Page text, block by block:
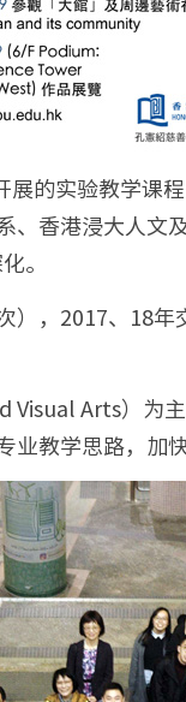
的实验教学
香港浸大人
。
，2017、18
Arts）为
教学思路，加